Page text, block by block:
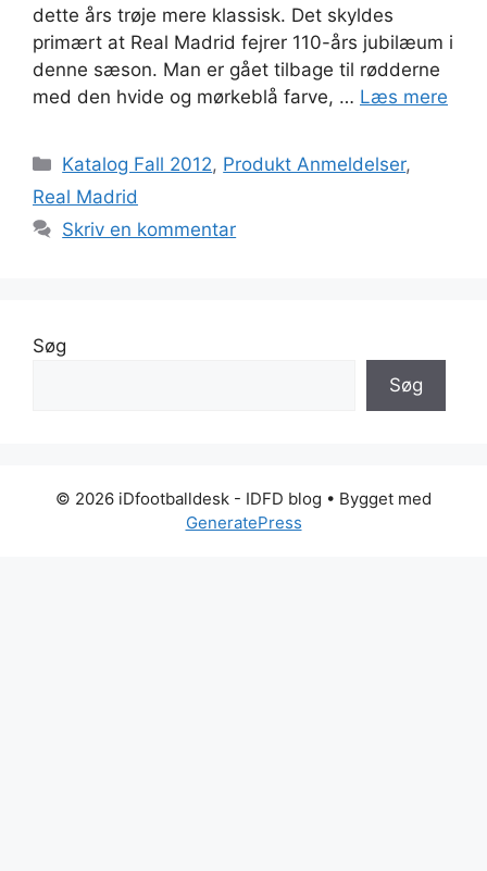
dette års trøje mere klassisk. Det skyldes
primært at Real Madrid fejrer 110-års jubilæum i
denne sæson. Man er gået tilbage til rødderne
med den hvide og mørkeblå farve, … Læs mere
Kategorier
Katalog Fall 2012, Produkt Anmeldelser,
Real Madrid
Skriv en kommentar
Søg
Søg
© 2026 iDfootballdesk - IDFD blog • Bygget med
GeneratePress